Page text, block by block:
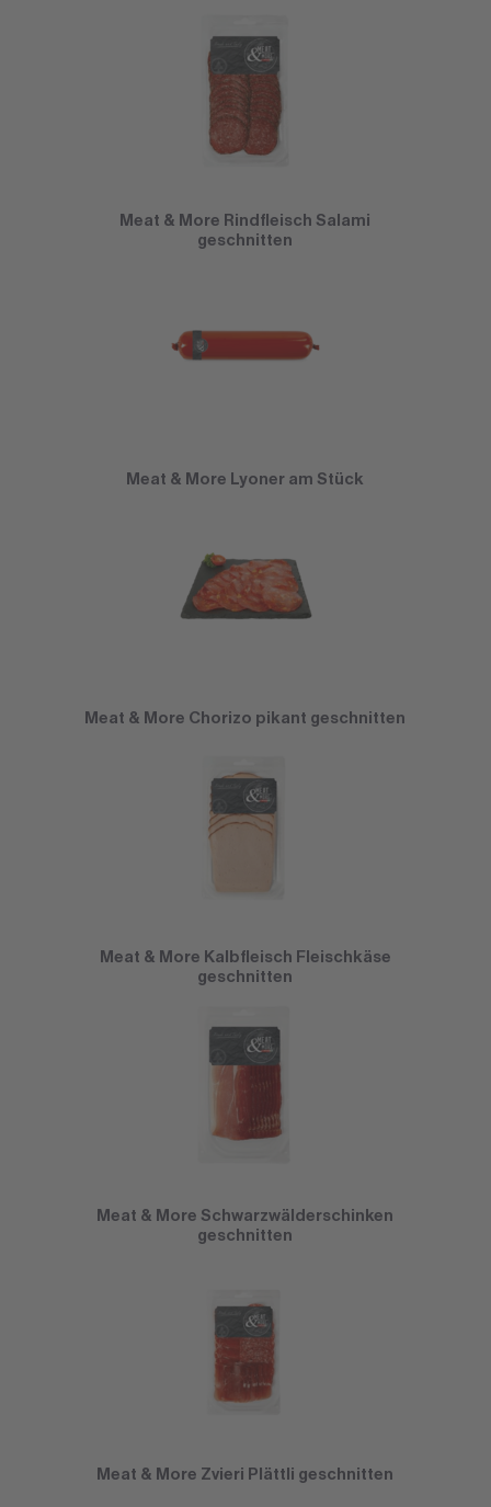
Meat & More Rindfleisch Salami
geschnitten
Meat & More Lyoner am Stück
Meat & More Chorizo pikant geschnitten
Meat & More Kalbfleisch Fleischkäse
geschnitten
Meat & More Schwarzwälderschinken
geschnitten
Meat & More Zvieri Plättli geschnitten